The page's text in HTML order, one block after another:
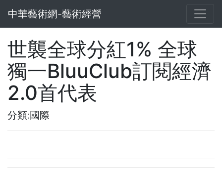
中華藝術網-藝術經營
世襲全球分紅1% 全球
獨一BluuClub訂閱經濟
2.0首代表
分類:國際